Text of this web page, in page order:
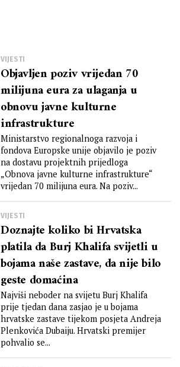
VIJESTI
Objavljen poziv vrijedan 70
milijuna eura za ulaganja u
obnovu javne kulturne
infrastrukture
Ministarstvo regionalnoga razvoja i
fondova Europske unije objavilo je poziv
na dostavu projektnih prijedloga
„Obnova javne kulturne infrastrukture“
vrijedan 70 milijuna eura. Na poziv...
VIJESTI
Doznajte koliko bi Hrvatska
platila da Burj Khalifa svijetli u
bojama naše zastave, da nije bilo
geste domaćina
Najviši neboder na svijetu Burj Khalifa
prije tjedan dana zasjao je u bojama
hrvatske zastave tijekom posjeta Andreja
Plenkovića Dubaiju. Hrvatski premijer
pohvalio se...